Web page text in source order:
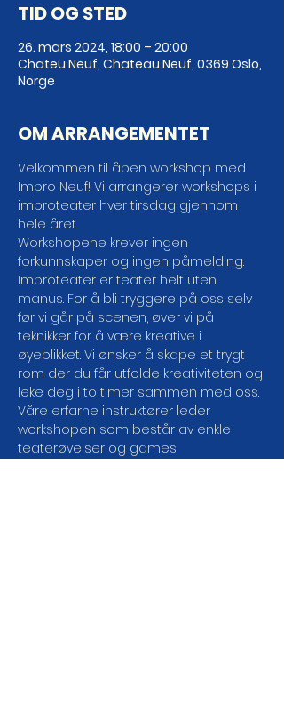
TID OG STED
26. mars 2024, 18:00 – 20:00
Chateu Neuf, Chateau Neuf, 0369 Oslo,
Norge
OM ARRANGEMENTET
Velkommen til åpen workshop med
Impro Neuf! Vi arrangerer workshops i
improteater hver tirsdag gjennom
hele året.
Workshopene krever ingen
forkunnskaper og ingen påmelding.
Improteater er teater helt uten
manus. For å bli tryggere på oss selv
før vi går på scenen, øver vi på
teknikker for å være kreative i
øyeblikket. Vi ønsker å skape et trygt
rom der du får utfolde kreativiteten og
leke deg i to timer sammen med oss.
Våre erfarne instruktører leder
workshopen som består av enkle
teaterøvelser og games.